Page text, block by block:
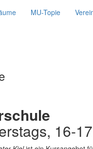
MU-Topie
16-